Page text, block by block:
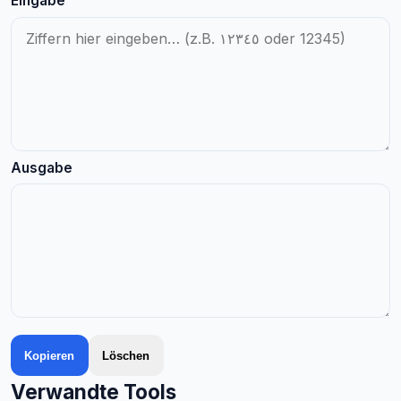
Ausgabe
Kopieren Löschen
Verwandte Tools